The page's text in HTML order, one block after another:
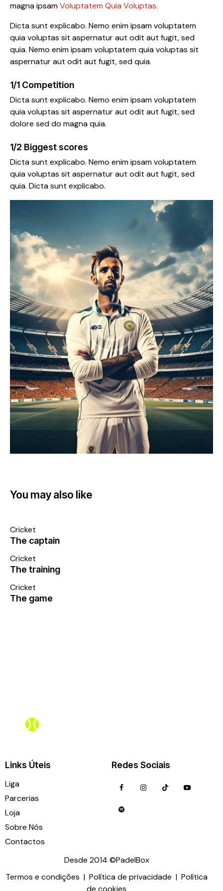
magna ipsamVoluptatem Quia Voluptas.
Dicta sunt explicabo. Nemo enim ipsam voluptatem
quia voluptas sit aspernatur aut odit aut fugit, sed
quia. Nemo enim ipsam voluptatem quia voluptas sit
aspernatur aut odit aut fugit, sed quia.
1/1 Competition
Dicta sunt explicabo. Nemo enim ipsam voluptatem
quia voluptas sit aspernatur aut odit aut fugit, sed
dolore sed do magna quia.
1/2 Biggest scores
Dicta sunt explicabo. Nemo enim ipsam voluptatem
quia voluptas sit aspernatur aut odit aut fugit, sed
quia. Dicta sunt explicabo.
You may also like
Cricket
The captain
Cricket
The training
Cricket
The game
Links Úteis
Liga
Parcerias
Loja
Sobre Nós
Contactos
Redes Sociais
Desde 2014 ©PadelBox
Termos e condições | Política de privacidade | Política
de cookies
ligas@padelbox.pt 935 137 520